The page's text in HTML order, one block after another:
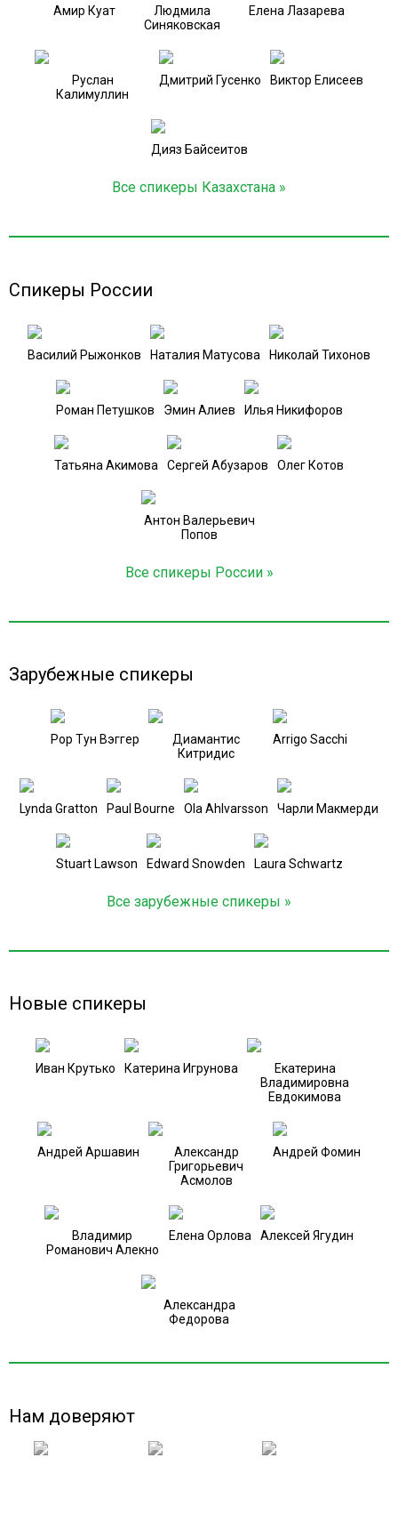
Амир Куат
Людмила
Синяковская
Елена Лазарева
Руслан
Калимуллин
Дмитрий Гусенко Виктор Елисеев
Дияз Байсеитов
Все спикеры Казахстана »
Спикеры России
Василий Рыжонков Наталия Матусова Николай Тихонов
Роман Петушков Эмин Алиев Илья Никифоров
Татьяна Акимова Сергей Абузаров Олег Котов
Антон Валерьевич
Попов
Все спикеры России »
Зарубежные спикеры
Рор Тун Вэггер
Диамантис
Китридис
Arrigo Sacchi
Lynda Gratton Paul Bourne Ola Ahlvarsson Чарли Макмерди
Stuart Lawson Edward Snowden Laura Schwartz
Все зарубежные спикеры »
Новые спикеры
Иван Крутько Катерина Игрунова
Екатерина
Владимировна
Евдокимова
Андрей Аршавин
Александр
Григорьевич
Асмолов
Андрей Фомин
Владимир
Романович Алекно
Елена Орлова Алексей Ягудин
Александра
Федорова
Нам доверяют